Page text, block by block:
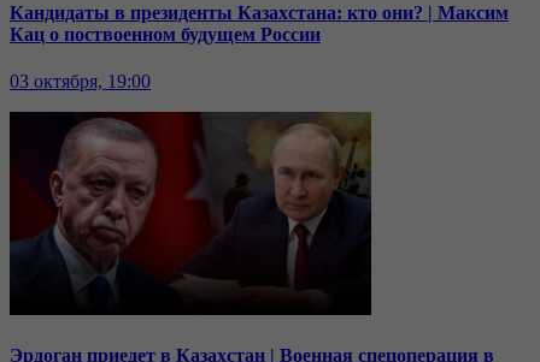
Кандидаты в президенты Казахстана: кто они? | Максим
Кац о поствоенном будущем России
03 октября, 19:00
Эрдоган приедет в Казахстан | Военная спецоперация в